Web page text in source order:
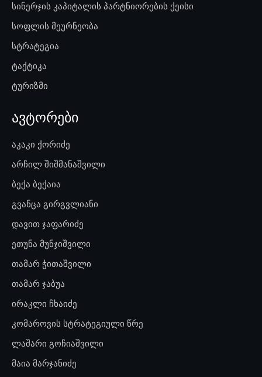
სინერჯის კაპიტალის პარტნიორების ქეისი
სოფლის მეურნეობა
სტრატეგია
ტაქტიკა
ტურიზმი
ავტორები
აკაკი ქორიძე
არჩილ შიშმანაშვილი
ბექა ბექაია
გვანცა გირგვლიანი
დავით ჯაფარიძე
ეთუნა მუნჯიშვილი
თამარ ჭითაშვილი
თამარ ჯაბუა
ირაკლი ჩხაიძე
კომაროვის სტრატეგიული წრე
ლაშარი გოჩიაშვილი
მაია მარჯანიძე